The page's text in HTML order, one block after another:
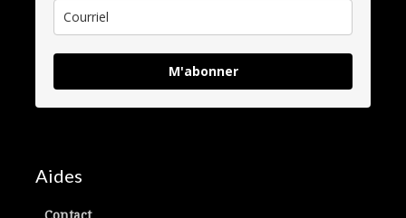
M'abonner
Aides